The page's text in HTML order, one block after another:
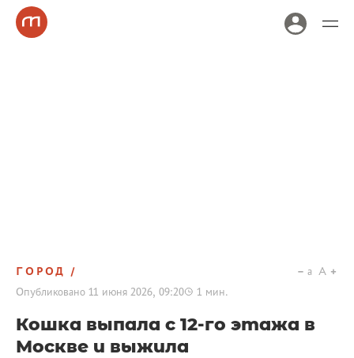
ГОРОД
Опубликовано 11 июня 2026, 09:20 1 мин.
a A
Кошка выпала с 12-го этажа в
Москве и выжила